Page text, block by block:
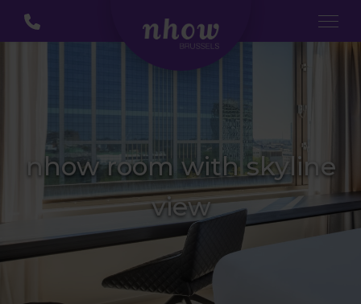
nhow room with skyline
view